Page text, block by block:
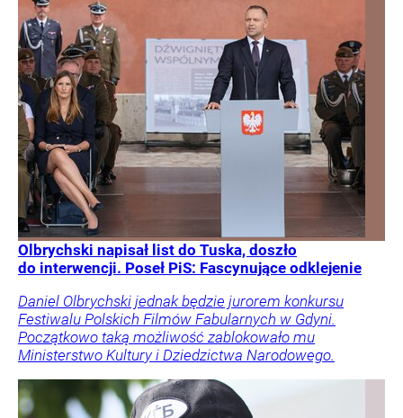
Olbrychski napisał list do Tuska, doszło
do interwencji. Poseł PiS: Fascynujące odklejenie
Daniel Olbrychski jednak będzie jurorem konkursu
Festiwalu Polskich Filmów Fabularnych w Gdyni.
Początkowo taką możliwość zablokowało mu
Ministerstwo Kultury i Dziedzictwa Narodowego.